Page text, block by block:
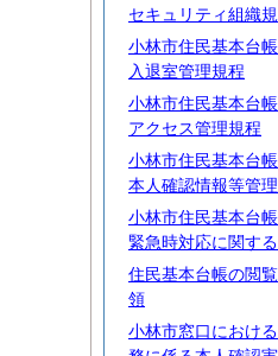
セキュリティ組織
小林市住民基本台
入退室管理規程
小林市住民基本台
アクセス管理規程
小林市住民基本台
本人確認情報等管
小林市住民基本台
緊急時対応に関す
住民基本台帳の閲
領
小林市窓口におけ